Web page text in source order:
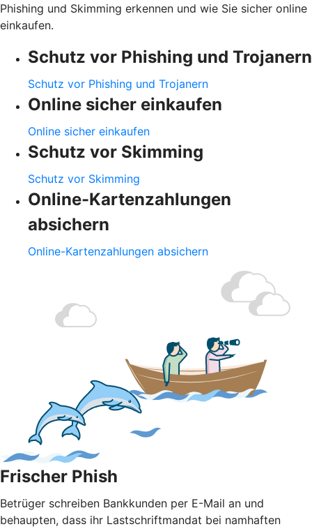
Phishing und Skimming erkennen und wie Sie sicher online
einkaufen.
Schutz vor Phishing und Trojanern
Schutz vor Phishing und Trojanern
Online sicher einkaufen
Online sicher einkaufen
Schutz vor Skimming
Schutz vor Skimming
Online-Kartenzahlungen
absichern
Online-Kartenzahlungen absichern
Frischer Phish
Betrüger schreiben Bankkunden per E-Mail an und
behaupten, dass ihr Lastschriftmandat bei namhaften